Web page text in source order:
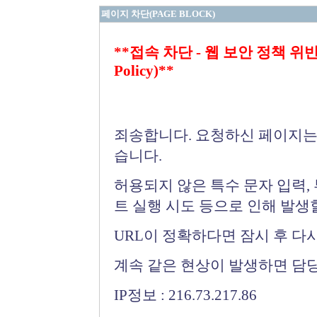
페이지 차단(PAGE BLOCK)
**접속 차단 - 웹 보안 정책 위
Policy)**
죄송합니다. 요청하신 페이지
습니다.
허용되지 않은 특수 문자 입력
트 실행 시도 등으로 인해 발생
URL이 정확하다면 잠시 후 다
계속 같은 현상이 발생하면 담
IP정보 : 216.73.217.86